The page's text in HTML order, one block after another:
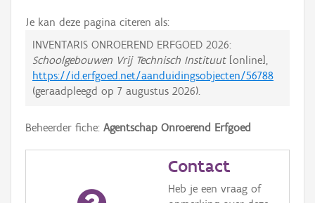
Je kan deze pagina citeren als:
INVENTARIS ONROEREND ERFGOED 2026:
Schoolgebouwen Vrij Technisch Instituut[online],
https://id.erfgoed.net/aanduidingsobjecten/56788
(geraadpleegd op 7 augustus 2026).
Beheerder fiche: Agentschap Onroerend Erfgoed
Contact
Heb je een vraag of